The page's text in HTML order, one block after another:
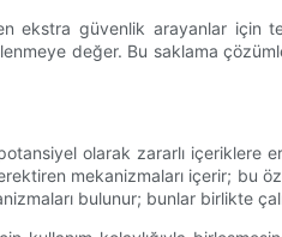
ekstra güvenlik arayanlar için
değer. Bu saklama
olarak zararlı
mekanizmaları içerir; bu
bulunur; bunlar birlikte